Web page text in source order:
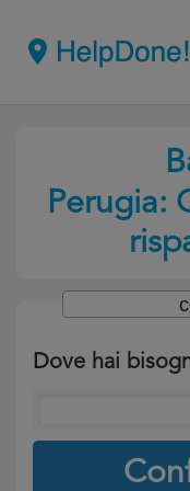
Perugia:
Dove hai